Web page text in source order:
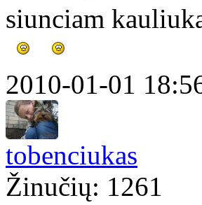
siunciam
2010-01-01
tobenciukas
Žinučių: 1261